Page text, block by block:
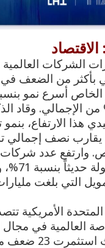
الاقتصاد
الشركات
الآن 60% من الإجمالي. وقاد
نصف إجمالي
وارتفع عدد شركات
الاصطناعي
التي بلغت
الأمريكية
العالمية في مجال
الاصطناعي، حيث